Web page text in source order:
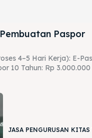
Paspor
4–5 Hari Kerja): E-
10 Tahun: Rp
JASA PENGURUSAN KITAS